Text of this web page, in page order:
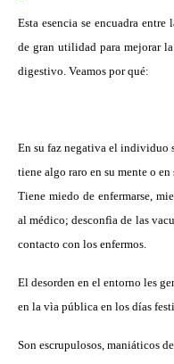
Esta esencia se encuadra
de gran utilidad para mejorar
digestivo. Veamos por qué:
En su faz negativa el individuo
tiene algo raro en su mente o en
Tiene miedo de enfermarse,
al médico; desconfìa de las
contacto con los enfermos.
El desorden en el entorno les
en la vìa pública en los días
Son escrupulosos, maniáticos